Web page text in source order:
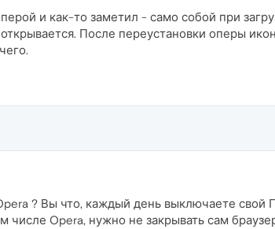
и как-то заметил - само собой при
После переустановки оперы
? Вы что, каждый день выключаете свой
числе Opera, нужно не закрывать сам